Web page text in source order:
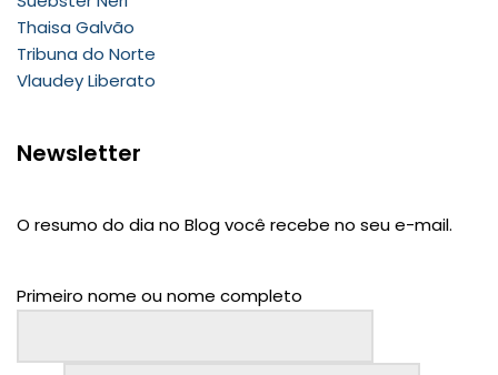
Thaisa Galvão
Tribuna do Norte
Vlaudey Liberato
Newsletter
O resumo do dia no Blog você recebe no seu e-mail.
Primeiro nome ou nome completo